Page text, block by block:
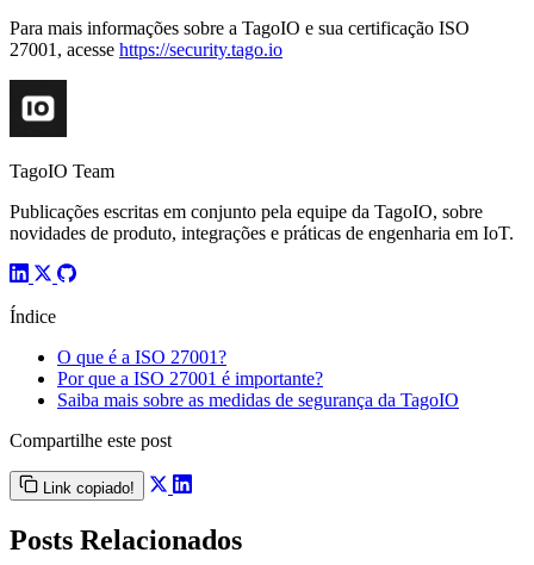
Para mais informações sobre a TagoIO e sua certificação ISO
27001, acesse https://security.tago.io
TagoIO Team
Publicações escritas em conjunto pela equipe da TagoIO, sobre
novidades de produto, integrações e práticas de engenharia em IoT.
Índice
O que é a ISO 27001?
Por que a ISO 27001 é importante?
Saiba mais sobre as medidas de segurança da TagoIO
Compartilhe este post
Link copiado!
Posts Relacionados